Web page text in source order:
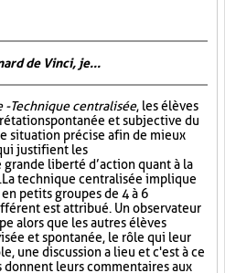
de Vinci, je...
- Technique centralisée, les élèves
spontanée et subjective du
situation précise afin de mieux
justifient les
grande liberté d’action quant à la
technique centralisée implique
petits groupes de 4 à 6
est attribué. Un observateur
alors que les autres élèves
et spontanée, le rôle qui leur
une discussion a lieu et c'est à ce
leurs commentaires aux